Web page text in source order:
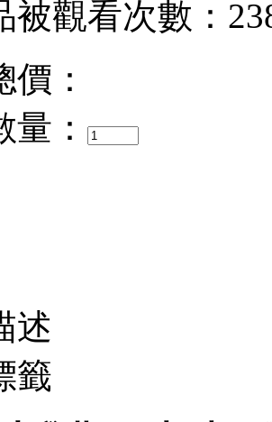
被觀看次數：
：
量：
述
籤